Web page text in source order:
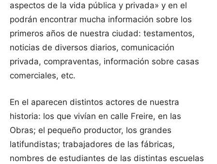
aspectos de la vida pública y privada» y en el
podrán encontrar mucha información sobre los
primeros años de nuestra ciudad: testamentos,
noticias de diversos diarios, comunicación
privada, compraventas, información sobre casas
comerciales, etc.
En el aparecen distintos actores de nuestra
historia: los que vivían en calle Freire, en las
Obras; el pequeño productor, los grandes
latifundistas; trabajadores de las fábricas,
nombres de estudiantes de las distintas escuelas